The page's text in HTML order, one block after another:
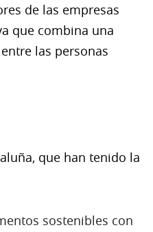
de las empresas
que combina una
las personas
que han tenido la
sostenibles con